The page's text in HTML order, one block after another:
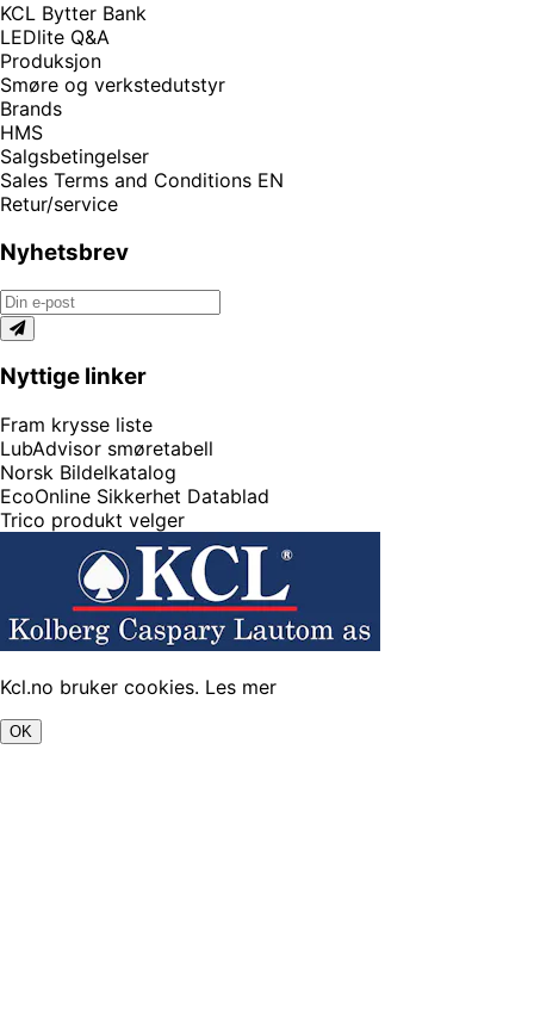
KCL Bytter Bank
LEDlite Q&A
Produksjon
Smøre og verkstedutstyr
Brands
HMS
Salgsbetingelser
Sales Terms and Conditions EN
Retur/service
Nyhetsbrev
Nyttige linker
Fram krysse liste
LubAdvisor smøretabell
Norsk Bildelkatalog
EcoOnline Sikkerhet Datablad
Trico produkt velger
Kcl.no bruker cookies. Les mer
OK